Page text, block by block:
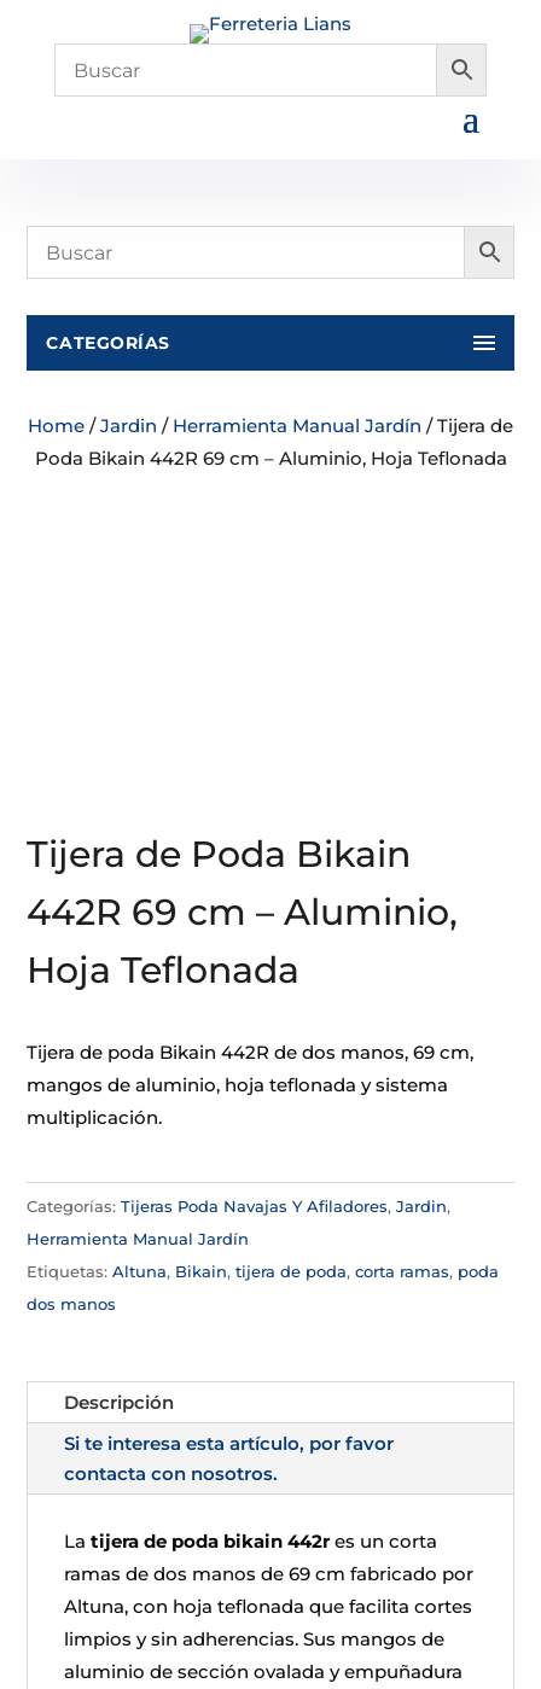
CATEGORÍAS
Home /Jardin / Herramienta Manual Jardín / Tijera de
Poda Bikain 442R 69 cm – Aluminio, Hoja Teflonada
Tijera de Poda Bikain
442R 69 cm – Aluminio,
Hoja Teflonada
Tijera de poda Bikain 442R de dos manos, 69 cm,
mangos de aluminio, hoja teflonada y sistema
multiplicación.
Categorías:Tijeras Poda Navajas Y Afiladores,Jardin,
Herramienta Manual Jardín
Etiquetas:Altuna, Bikain,tijera de poda,corta ramas, poda
dos manos
Descripción
Si te interesa esta artículo, por favor
contacta con nosotros.
Latijera de poda bikain 442res un corta
ramas de dos manos de 69 cm fabricado por
Altuna, con hoja teflonada que facilita cortes
limpios y sin adherencias. Sus mangos de
aluminio de sección ovalada y empuñadura